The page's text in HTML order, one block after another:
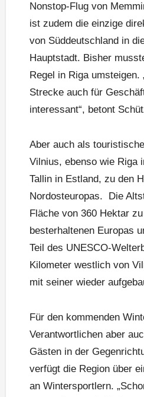
Nonstop-Flug von
ist zudem die einzige
von Süddeutschland in
Hauptstadt. Bisher
Regel in Riga umsteigen.
Strecke auch für
interessant“, betont
Aber auch als
Vilnius, ebenso wie Riga
Tallin in Estland, zu den
Nordosteuropas. Die
Fläche von 360 Hektar
besterhaltenen Europas
Teil des UNESCO-
Kilometer westlich von
mit seiner wieder
Für den kommenden
Verantwortlichen aber
Gästen in der
verfügt die Region über
an Wintersportlern.